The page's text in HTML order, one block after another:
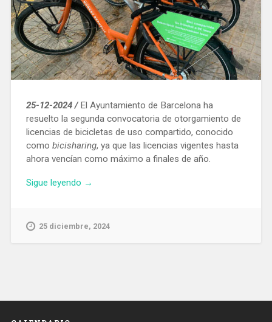
25-12-2024 / El Ayuntamiento de Barcelona ha
resuelto la segunda convocatoria de otorgamiento de
licencias de bicicletas de uso compartido, conocido
como bicisharing, ya que las licencias vigentes hasta
ahora vencían como máximo a finales de año.
Sigue leyendo «Barcelona
licencias
compartido
→
25 diciembre, 2024